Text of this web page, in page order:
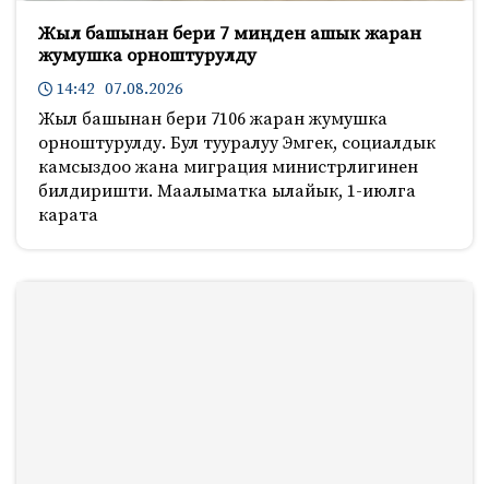
Жыл башынан бери 7 миңден ашык жаран
жумушка орноштурулду
14:42 07.08.2026
Жыл башынан бери 7106 жаран жумушка
орноштурулду. Бул тууралуу Эмгек, социалдык
камсыздоо жана миграция министрлигинен
билдиришти. Маалыматка ылайык, 1-июлга
карата